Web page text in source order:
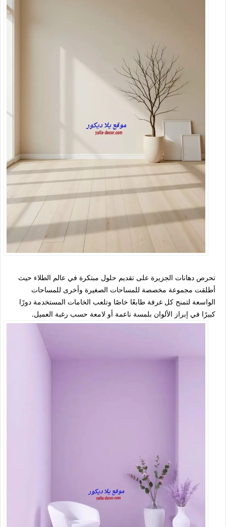
تحرص دهانات الجزيرة على تقديم حلول مبتكرة في عالم الطلاء حيث
أطلقت مجموعة مخصصة للمساحات الصغيرة وأخرى للمساحات
الواسعة لتمنح كل غرفة طابعًا خاصًا وتلعب الخامات المستخدمة دورًا
كبيرًا في إبراز الألوان بلمسة ناعمة أو لامعة حسب رغبة العميل.